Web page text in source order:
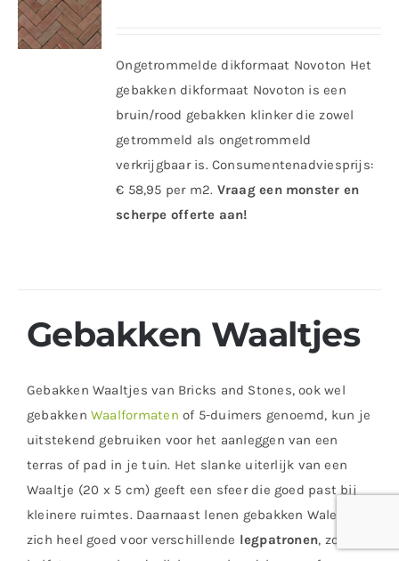
Ongetrommelde dikformaat Novoton Het
gebakken dikformaat Novoton is een
bruin/rood gebakken klinker die zowel
getrommeld als ongetrommeld
verkrijgbaar is. Consumentenadviesprijs:
€ 58,95 per m2. Vraag een monster en
scherpe offerte aan!
Gebakken Waaltjes
Gebakken Waaltjes van Bricks and Stones, ook wel
gebakkenWaalformaten of 5-duimers genoemd, kun je
uitstekend gebruiken voor het aanleggen van een
terras of pad in je tuin. Het slanke uiterlijk van een
Waaltje (20 x 5 cm) geeft een sfeer die goed past bij
kleinere ruimtes. Daarnaast lenen gebakken Walen
zich heel goed voor verschillende legpatronen, zoals